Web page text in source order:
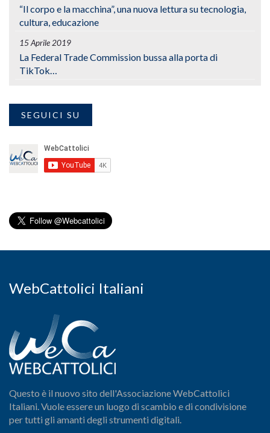
“Il corpo e la macchina”, una nuova lettura su tecnologia,
cultura, educazione
15 Aprile 2019
La Federal Trade Commission bussa alla porta di
TikTok…
SEGUICI SU
WebCattolici Italiani
Questo è il nuovo sito dell'Associazione WebCattolici
Italiani. Vuole essere un luogo di scambio e di condivisione
per tutti gli amanti degli strumenti digitali.